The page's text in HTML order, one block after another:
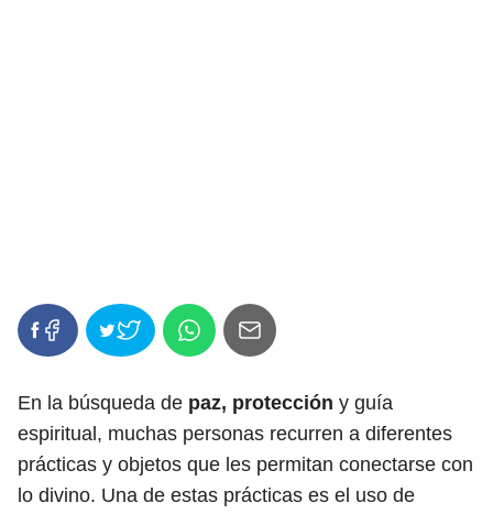
En la búsqueda de paz, protección y guía
espiritual, muchas personas recurren a diferentes
prácticas y objetos que les permitan conectarse con
lo divino. Una de estas prácticas es el uso de